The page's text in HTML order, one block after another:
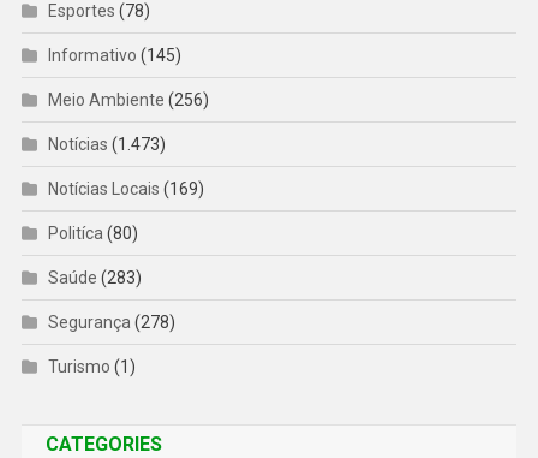
Esportes (78)
Informativo (145)
Meio Ambiente (256)
Notícias (1.473)
Notícias Locais (169)
Politíca (80)
Saúde (283)
Segurança (278)
Turismo (1)
CATEGORIES